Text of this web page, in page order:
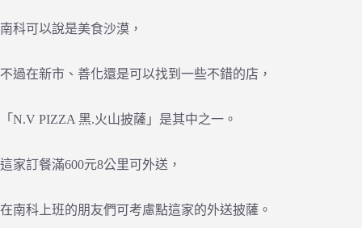
南科可以說是美食沙漠，
不過在新市、善化還是可以找到一些不錯的店，
「N.V PIZZA 黑.火山披薩」是其中之一。
這家訂餐滿600元8公里可外送，
在南科上班的朋友們可考慮點這家的外送披薩。